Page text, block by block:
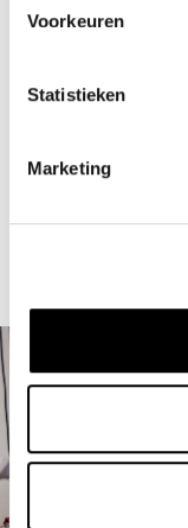
Voorkeuren
Statistieken
Marketing
dan vijftig jaar aan
vruchten van te